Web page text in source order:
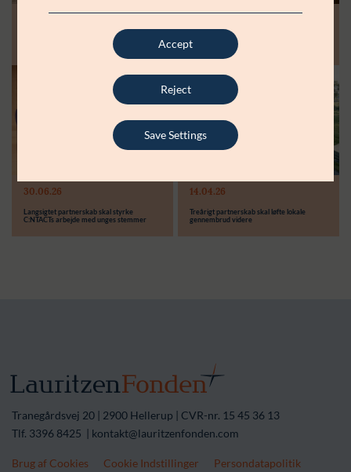
Råt&Godts Venner skal styrke fællesskab
Aspiranterne får arbejdsro til at styrke
unge fællesskaber
30.06.26
Langsigtet partnerskab skal styrke
C:NTACTs arbejde med unges stemmer
6.000.000 kr.
14.04.26
Treårigt partnerskab skal løfte lokale
gennembrud videre
Støttebeløb i alt:
Tranegårdsvej 20 | 2900 Hellerup | CVR-nr. 15 45 36 13
Tlf. 3396 8425 | kontakt@lauritzenfonden.com
Brug af Cookies Cookie Indstillinger Persondatapolitik
Accept
Reject
Save Settings